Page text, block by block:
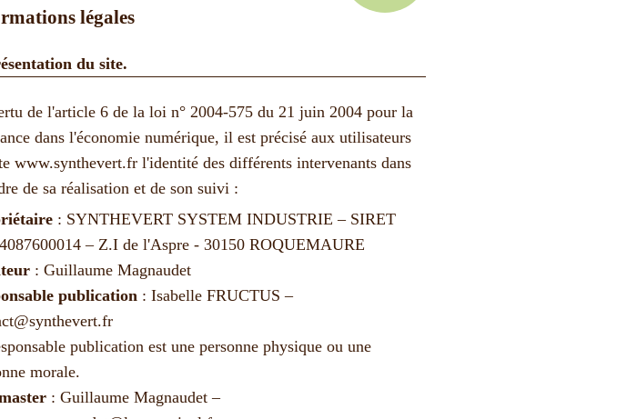
légales
du site.
de l'article 6 de la loi n° 2004-575 du 21 juin 2004 pour la
dans l'économie numérique, il est précisé aux utilisateurs
www.synthevert.fr l'identité des différents intervenants dans
de sa réalisation et de son suivi :
: SYNTHEVERT SYSTEM INDUSTRIE – SIRET
– Z.I de l'Aspre - 30150 ROQUEMAURE
: Guillaume Magnaudet
publication : Isabelle FRUCTUS –
publication est une personne physique ou une
morale.
: Guillaume Magnaudet –